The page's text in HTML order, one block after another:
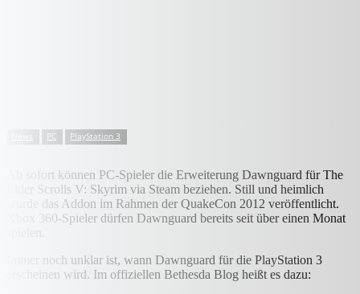
PC PlayStation 3
Ab sofort können PC-Spieler die Erweiterung Dawnguard für The
Elder Scrolls V: Skyrim via Steam beziehen. Still und heimlich
wurde das Addon im Rahmen der QuakeCon 2012 veröffentlicht.
Xbox 360-Spieler dürfen Dawnguard bereits seit über einen Monat
Immer noch unklar ist, wann Dawnguard für die PlayStation 3
erscheinen wird. Im offiziellen Bethesda Blog heißt es dazu: